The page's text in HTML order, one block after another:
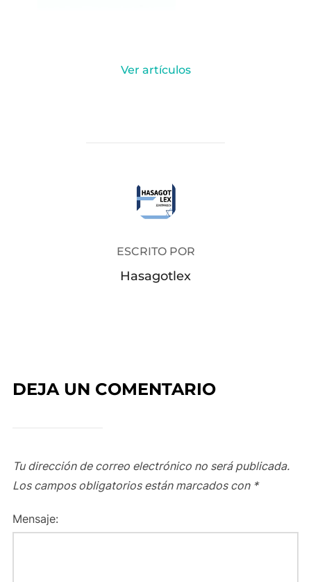
Ver artículos
AUTOR DE LA PUBLICACIÓN
ESCRITO POR
Hasagotlex
DEJA UN COMENTARIO
Tu dirección de correo electrónico no será publicada.
Los campos obligatorios están marcados con *
Mensaje: